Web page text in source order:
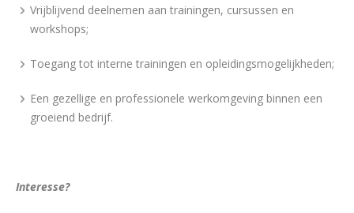
Vrijblijvend deelnemen aan trainingen, cursussen en
workshops;
Toegang tot interne trainingen en opleidingsmogelijkheden;
Een gezellige en professionele werkomgeving binnen een
groeiend bedrijf.
Interesse?